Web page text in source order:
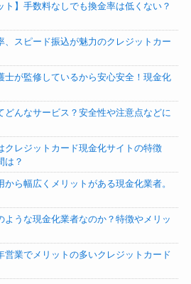
ト】手数料なしでも換金率は低くない？
、スピード振込が魅力のクレジットカー
士が監修しているから安心安全！現金化
どんなサービス？安全性や注意点などに
クレジットカード現金化サイトの特徴
は？
から幅広くメリットがある現金化業者。
ような現金化業者なのか？特徴やメリッ
営業でメリットの多いクレジットカード